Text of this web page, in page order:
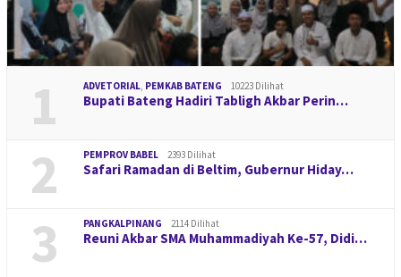
1 ADVETORIAL, PEMKAB BATENG 10223 Dilihat
Bupati Bateng Hadiri Tabligh Akbar Perin…
2 PEMPROV BABEL 2393 Dilihat
Safari Ramadan di Beltim, Gubernur Hiday…
3 PANGKALPINANG 2114 Dilihat
Reuni Akbar SMA Muhammadiyah Ke-57, Didi…